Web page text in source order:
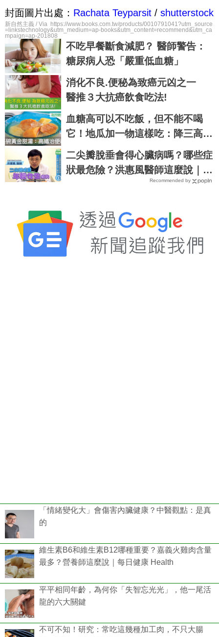
封面圖片出處： Rachata Teyparsit / shutterstock
新自然主義 / Via https://www.books.com.tw/products/0010791041?utm_source
=linkstechnology&utm_medium=ap-books&utm_content=recommend&utm_ca
mpaign=ap-201808
不吃早餐斷食減肥？ 醫師警告：
糖尿病人恐「嚴重低血糖」
消化不良.便秘為致癌元凶之一
醫推３大抗癌飲食吃法!
血糖高可以不吃飯，但不能不喝
它！地瓜加一物這樣吃：降三高、
治便祕｜每日健康Health
二尖瓣脫垂會得心臟病嗎？哪些症
狀最危險？洪惠風醫師這麼說｜每
Recommended by
「情緒變化大」會傷害內臟健康？中醫觀點：是真
的
維生素B6和維生素B12哪種重要？嘉義火雞肉含量
最多？營養師這麼說｜每日健康 Health
平平相同年齡，為何你「失智忘光光」，他一尾活
龍的六大關鍵
不可不知！研究：常吃這幾種加工肉，不只大腸